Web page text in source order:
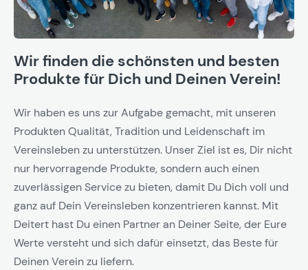
Wir finden die schönsten und besten
Produkte für Dich und Deinen Verein!
Wir haben es uns zur Aufgabe gemacht, mit unseren
Produkten Qualität, Tradition und Leidenschaft im
Vereinsleben zu unterstützen. Unser Ziel ist es, Dir nicht
nur hervorragende Produkte, sondern auch einen
zuverlässigen Service zu bieten, damit Du Dich voll und
ganz auf Dein Vereinsleben konzentrieren kannst. Mit
Deitert hast Du einen Partner an Deiner Seite, der Eure
Werte versteht und sich dafür einsetzt, das Beste für
Deinen Verein zu liefern.